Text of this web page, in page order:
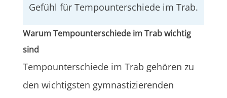
Gefühl für Tempounterschiede im Trab.
Warum Tempounterschiede im Trab wichtig
sind
Tempounterschiede im Trab gehören zu
den wichtigsten gymnastizierenden